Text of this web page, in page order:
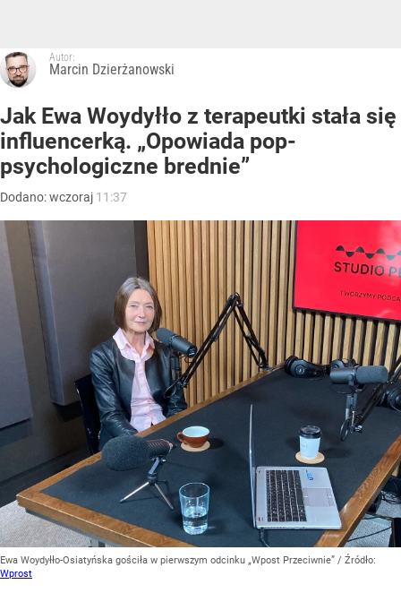
Autor:
Marcin Dzierżanowski
Jak Ewa Woydyłło z terapeutki stała się
influencerką. „Opowiada pop-
psychologiczne brednie”
Dodano:wczoraj 11:37
Ewa Woydyłło-Osiatyńska gościła w pierwszym odcinku „Wpost Przeciwnie” / Źródło:
Wprost